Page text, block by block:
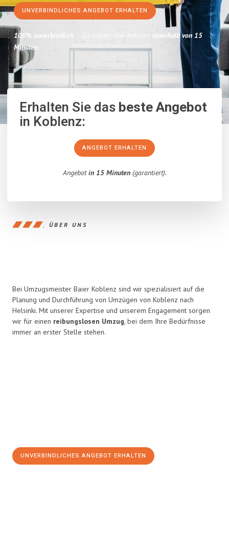
UNVERBINDLICHES ANGEBOT ERHALTEN
100% unverbindlich – Garantiert eine Antwort innerhalb von 15
Minuten.
Erhalten Sie dasbeste Angebot
in Koblenz:
ANGEBOT ERHALTEN
Angebotin 15 Minuten(garantiert).
ÜBER UNS
Bei Umzugsmeister Baier Koblenz sind wir spezialisiert auf die
Planung und Durchführung von Umzügen von Koblenz nach
Helsinki. Mit unserer Expertise und unserem Engagement sorgen
wir für einen reibungslosen Umzug, bei dem Ihre Bedürfnisse
immer an erster Stelle stehen.
UNVERBINDLICHES ANGEBOT ERHALTEN